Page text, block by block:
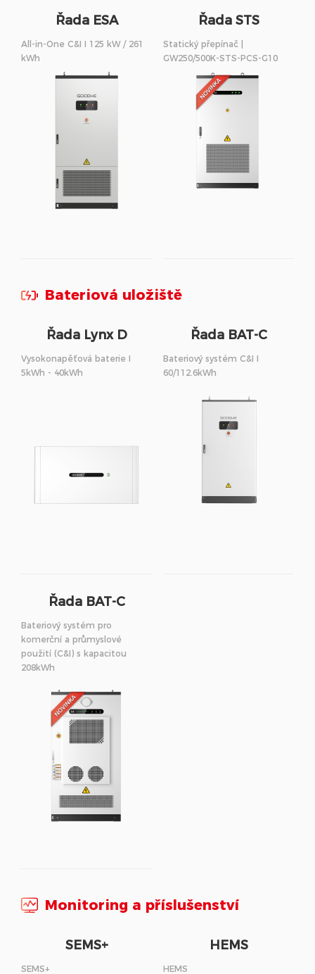
Řada ESA
All-in-One C&I I 125 kW / 261
kWh
Řada STS
250/500kW
Statický přepínač |
GW250/500K-STS-PCS-G10
Bateriová uložiště
Řada Lynx D
Vysokonapěťová baterie I
5kWh - 40kWh
Řada BAT-C
Bateriový systém C&I I
60/112.6kWh
Řada BAT-C
Bateriový systém pro
komerční a průmyslové
použití (C&I) s kapacitou
208kWh
Monitoring a příslušenství
SEMS+
SEMS+
HEMS
HEMS